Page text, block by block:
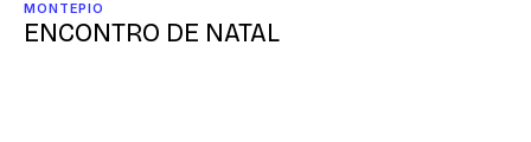
MONTEPIO
ENCONTRO DE NATAL